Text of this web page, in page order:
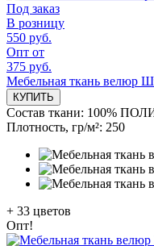
Под заказ
В розницу
550 руб.
Опт от
375 руб.
Мебельная ткань велюр
КУПИТЬ
Состав ткани: 100%
Плотность, гр/м²: 250
+ 33 цветов
Опт!